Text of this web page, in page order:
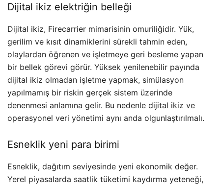
Dijital ikiz elektriğin belleği
Dijital ikiz, Firecarrier mimarisinin omuriliğidir. Yük,
gerilim ve kısıt dinamiklerini sürekli tahmin eden,
olaylardan öğrenen ve işletmeye geri besleme yapan
bir bellek görevi görür. Yüksek yenilenebilir payında
dijital ikiz olmadan işletme yapmak, simülasyon
yapılmamış bir riskin gerçek sistem üzerinde
denenmesi anlamına gelir. Bu nedenle dijital ikiz ve
operasyonel veri yönetimi aynı anda olgunlaştırılmalı.
Esneklik yeni para birimi
Esneklik, dağıtım seviyesinde yeni ekonomik değer.
Yerel piyasalarda saatlik tüketimi kaydırma yeteneği,